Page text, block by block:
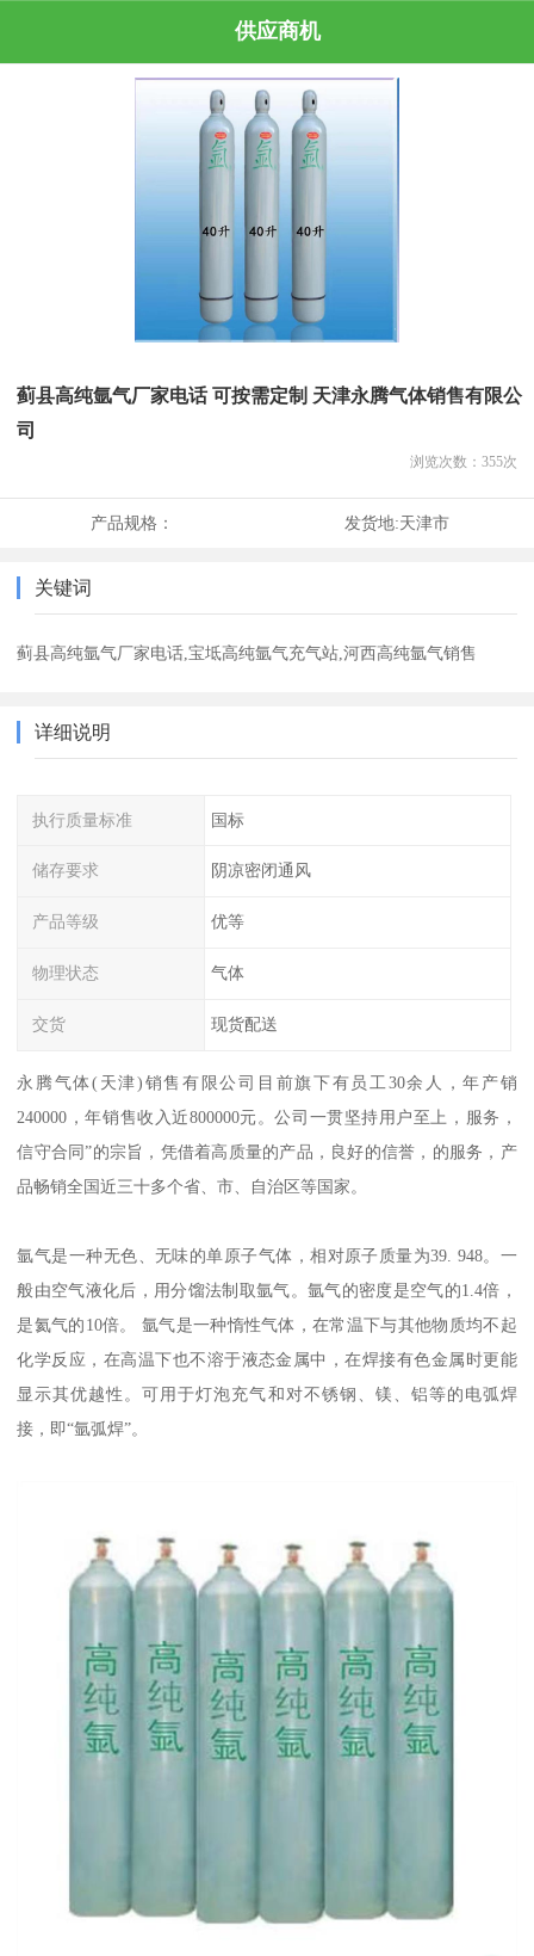
供应商机
蓟县高纯氩气厂家电话 可按需定制 天津永腾气体销售有限公
司
浏览次数： 355次
产品规格： 发货地:天津市
关键词
蓟县高纯氩气厂家电话,宝坻高纯氩气充气站,河西高纯氩气销售
详细说明
执行质量标准 国标
储存要求 阴凉密闭通风
产品等级 优等
物理状态 气体
交货 现货配送
永腾气体(天津)销售有限公司目前旗下有员工30余人，年产销
240000，年销售收入近800000元。公司一贯坚持用户至上，服务，
信守合同”的宗旨，凭借着高质量的产品，良好的信誉，的服务，产
品畅销全国近三十多个省、市、自治区等国家。
氩气是一种无色、无味的单原子气体，相对原子质量为39. 948。一
般由空气液化后，用分馏法制取氩气。氩气的密度是空气的1.4倍，
是氦气的10倍。 氩气是一种惰性气体，在常温下与其他物质均不起
化学反应，在高温下也不溶于液态金属中，在焊接有色金属时更能
显示其优越性。可用于灯泡充气和对不锈钢、镁、铝等的电弧焊
接，即“氩弧焊”。